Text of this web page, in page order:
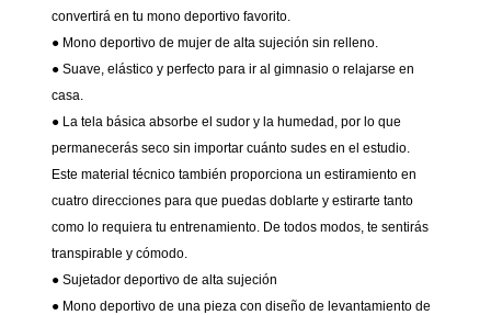
convertirá en tu mono deportivo favorito.
● Mono deportivo de mujer de alta sujeción sin relleno.
● Suave, elástico y perfecto para ir al gimnasio o relajarse en
casa.
● La tela básica absorbe el sudor y la humedad, por lo que
permanecerás seco sin importar cuánto sudes en el estudio.
Este material técnico también proporciona un estiramiento en
cuatro direcciones para que puedas doblarte y estirarte tanto
como lo requiera tu entrenamiento. De todos modos, te sentirás
transpirable y cómodo.
● Sujetador deportivo de alta sujeción
● Mono deportivo de una pieza con diseño de levantamiento de